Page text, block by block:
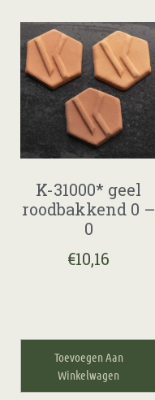
K-31000* geel
roodbakkend 0 –
0
€10,16
Toevoegen Aan
Winkelwagen